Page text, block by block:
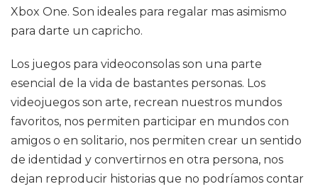
Xbox One. Son ideales para regalar mas asimismo
para darte un capricho.
Los juegos para videoconsolas son una parte
esencial de la vida de bastantes personas. Los
videojuegos son arte, recrean nuestros mundos
favoritos, nos permiten participar en mundos con
amigos o en solitario, nos permiten crear un sentido
de identidad y convertirnos en otra persona, nos
dejan reproducir historias que no podríamos contar